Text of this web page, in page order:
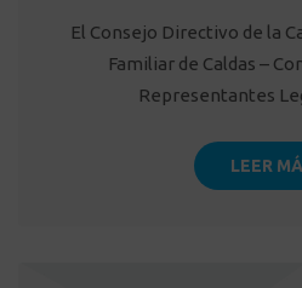
El Consejo Directivo de la
Familiar de Caldas –
Representantes
LEER